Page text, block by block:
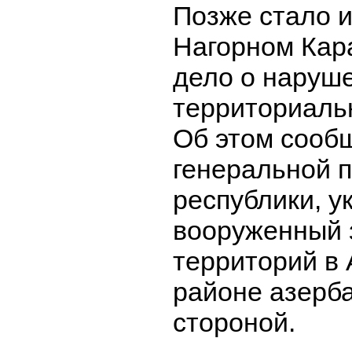
Позже стало
Нагорном
дело о
Об этом
генеральной
республики,
вооруженный
территорий в
районе
стороной.